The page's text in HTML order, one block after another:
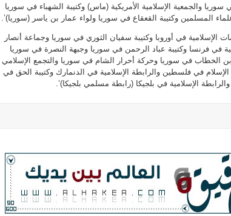
والجمعية الإسلامية الأمريكية (ماس) وكتيبة الشهباء في سوريا
المسلمين وكتيبة القعقاع في سوريا ولواء عمار بن ياسر (سوريا)’.
الإسلامية في أوروبا وكتيبة سفيان الثوري في سوريا وجماعة أنصار
في فرنسا وكتيبة عباد الرحمن في سوريا وجبهة النصرة في سوريا
بن الخطاب في سوريا وحركة أحرار الشام في سوريا والتجمع الإسلامي
في فلسطين والرابطة الإسلامية في الدنمارك وكتيبة الحق في
الإسلامية في بلجيكا (رابطة مسلمي بلجيكا)’.